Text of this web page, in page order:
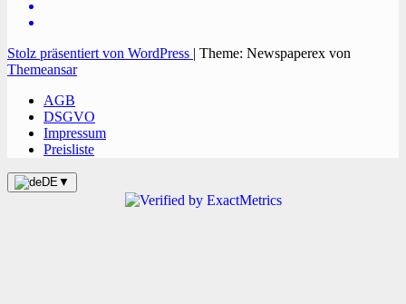
Stolz präsentiert von WordPress | Theme: Newspaperex von
Themeansar
AGB
DSGVO
Impressum
Preisliste
DE ▼